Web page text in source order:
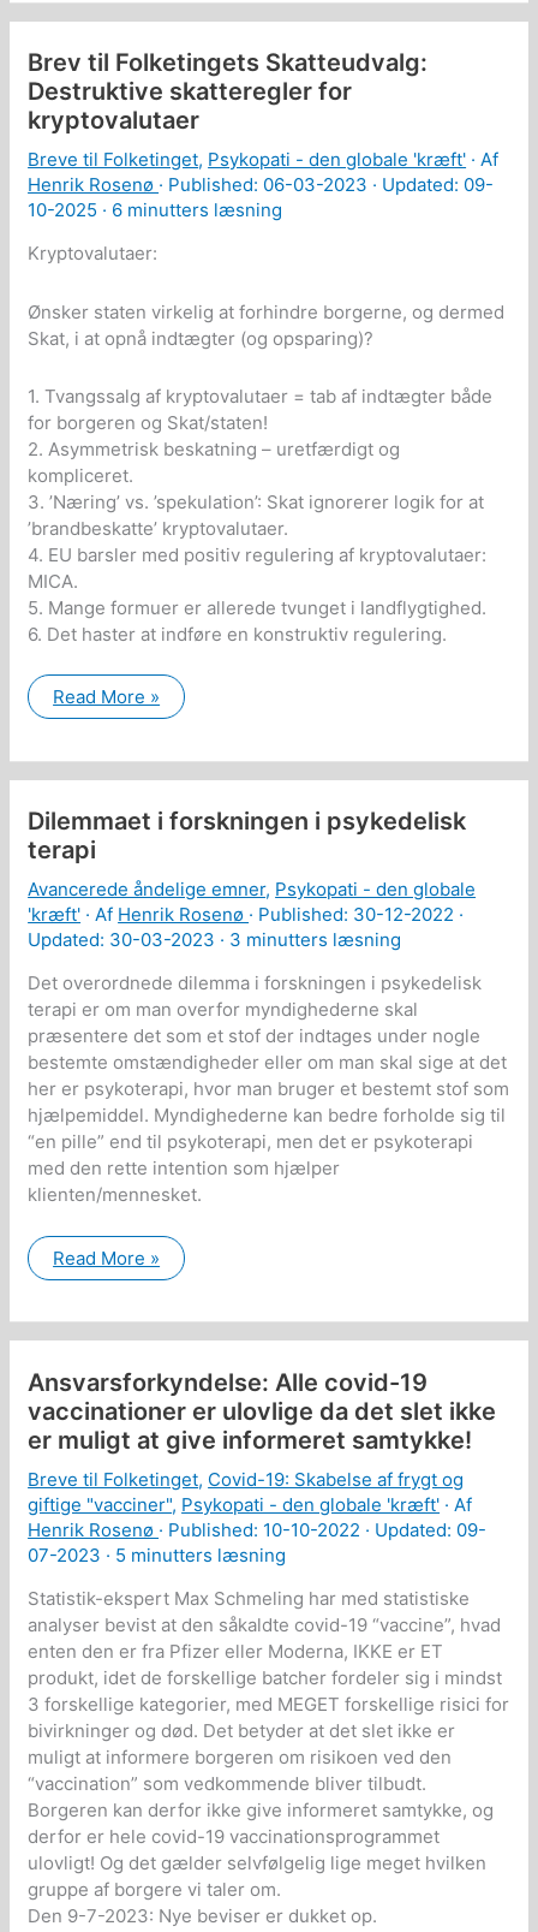
et
eventuelt
Brev til Folketingets Skatteudvalg:
Destruktive skatteregler for
kryptovalutaer
Breve til Folketinget, Psykopati - den globale 'kræft' · Af
Henrik Rosenø · Published: 06-03-2023 · Updated: 09-
10-2025 · 6 minutters læsning
Kryptovalutaer:
Ønsker staten virkelig at forhindre borgerne, og dermed
Skat, i at opnå indtægter (og opsparing)?
1. Tvangssalg af kryptovalutaer = tab af indtægter både
for borgeren og Skat/staten!
2. Asymmetrisk beskatning – uretfærdigt og
kompliceret.
3. ’Næring’ vs. ’spekulation’: Skat ignorerer logik for at
’brandbeskatte’ kryptovalutaer.
4. EU barsler med positiv regulering af kryptovalutaer:
MICA.
5. Mange formuer er allerede tvunget i landflygtighed.
6. Det haster at indføre en konstruktiv regulering.
Brev
til
Destruktive
skatteregler
kryptovalutaer
Read More »
Dilemmaet i forskningen i psykedelisk
terapi
Avancerede åndelige emner, Psykopati - den globale
'kræft' · Af Henrik Rosenø · Published: 30-12-2022 ·
Updated: 30-03-2023 · 3 minutters læsning
Det overordnede dilemma i forskningen i psykedelisk
terapi er om man overfor myndighederne skal
præsentere det som et stof der indtages under nogle
bestemte omstændigheder eller om man skal sige at det
her er psykoterapi, hvor man bruger et bestemt stof som
hjælpemiddel. Myndighederne kan bedre forholde sig til
“en pille” end til psykoterapi, men det er psykoterapi
med den rette intention som hjælper
klienten/mennesket.
Dilemmaet
i
psykedelisk
terapi
Read More »
Ansvarsforkyndelse: Alle covid-19
vaccinationer er ulovlige da det slet ikke
er muligt at give informeret samtykke!
Breve til Folketinget, Covid-19: Skabelse af frygt og
giftige "vacciner", Psykopati - den globale 'kræft' · Af
Henrik Rosenø · Published: 10-10-2022 · Updated: 09-
07-2023 · 5 minutters læsning
Statistik-ekspert Max Schmeling har med statistiske
analyser bevist at den såkaldte covid-19 “vaccine”, hvad
enten den er fra Pfizer eller Moderna, IKKE er ET
produkt, idet de forskellige batcher fordeler sig i mindst
3 forskellige kategorier, med MEGET forskellige risici for
bivirkninger og død. Det betyder at det slet ikke er
muligt at informere borgeren om risikoen ved den
“vaccination” som vedkommende bliver tilbudt.
Borgeren kan derfor ikke give informeret samtykke, og
derfor er hele covid-19 vaccinationsprogrammet
ulovligt! Og det gælder selvfølgelig lige meget hvilken
gruppe af borgere vi taler om.
Den 9-7-2023: Nye beviser er dukket op.